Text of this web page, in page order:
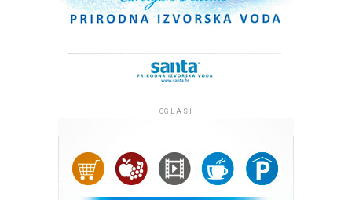
Kip Marije s Isusom, oboje s krunama na glavi, izrađen je
od plemenitog bračkog kamena i visok je tri metra, a s
OGLASI